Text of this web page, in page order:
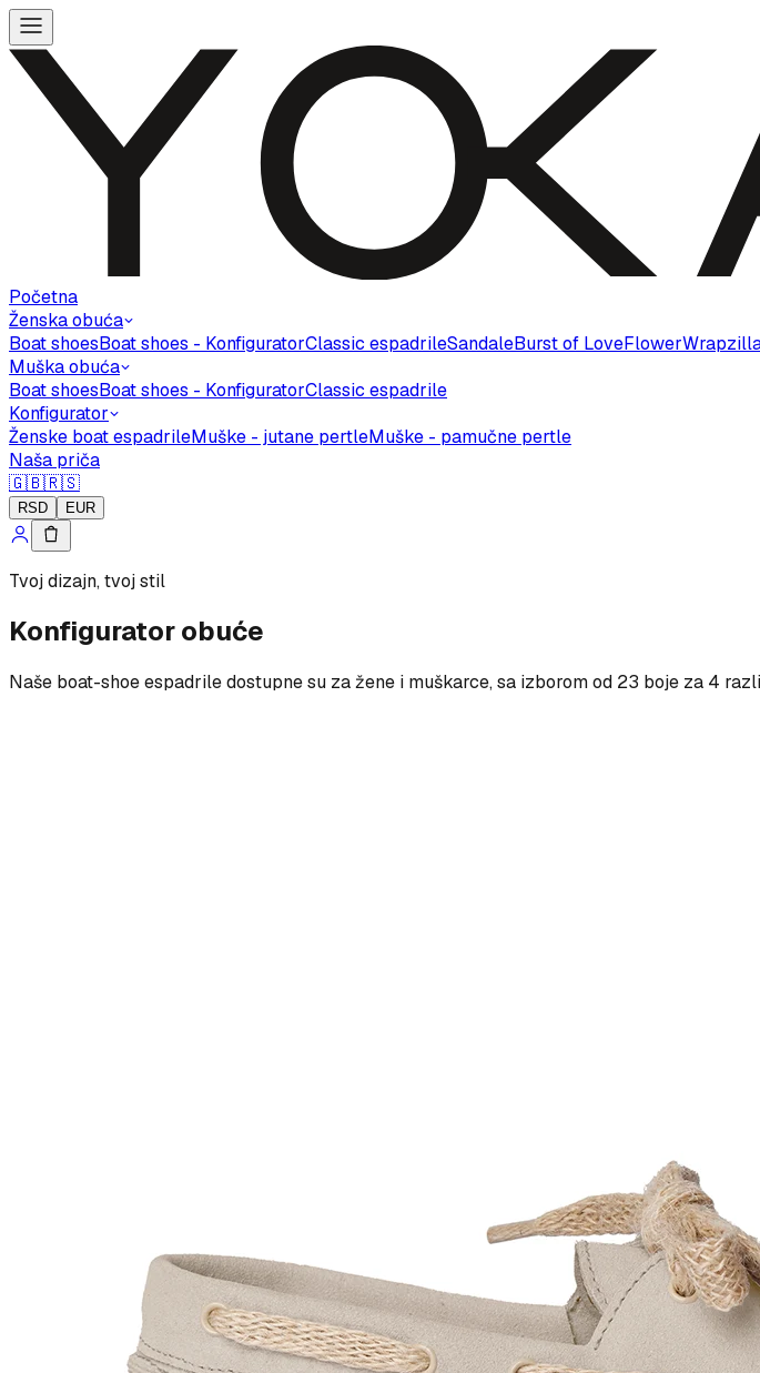
Početna
Ženska obuća
Boat shoesBoat shoes - KonfiguratorClassic espadrileSandaleBurst of LoveFlower
Muška obuća
Boat shoesBoat shoes - KonfiguratorClassic espadrile
Konfigurator
Ženske boat espadrileMuške - jutane pertleMuške - pamučne pertle
Naša priča
🇬🇧🇷🇸
RSD EUR
Tvoj dizajn, tvoj stil
Konfigurator obuće
Naše boat-shoe espadrile dostupne su za žene i muškarce, sa izborom od 23 boje za 4